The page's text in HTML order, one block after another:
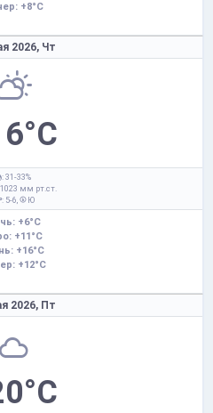
+8°C
2026, Чт
: 31-33%
1023 мм рт.ст.
: 5-6,
Ю
+6°C
+11°C
+16°C
+12°C
2026, Пт